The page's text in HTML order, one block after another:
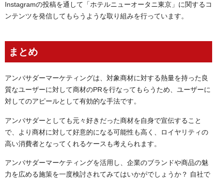
Instagramの投稿を通して「ホテルニューオータニ東京」に関するコ
ンテンツを発信してもらうような取り組みを行っています。
まとめ
アンバサダーマーケティングは、対象商材に対する熱量を持った良
質なユーザーに対して商材のPRを行なってもらうため、ユーザーに
対してのアピールとして有効的な手法です。
アンバサダーとしても元々好きだった商材を自身で宣伝すること
で、より商材に対して好意的になる可能性も高く、ロイヤリティの
高い消費者となってくれるケースも考えられます。
アンバサダーマーケティングを活用し、企業のブランドや商品の魅
力を広める施策を一度検討されてみてはいかがでしょうか？ 自社で